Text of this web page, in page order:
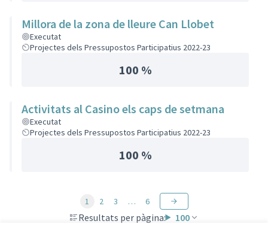
Millora de la zona de lleure Can Llobet
Executat
Projectes dels Pressupostos Participatius 2022-23
100 %
Activitats al Casino els caps de setmana
Executat
Projectes dels Pressupostos Participatius 2022-23
100 %
Resultats per pàgina: 100
1 2 3 … 6